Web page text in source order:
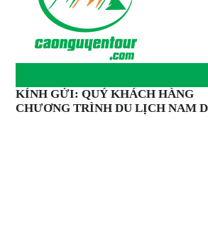
KÍNH GỬI: QUÝ KHÁCH HÀNG
CHƯƠNG TRÌNH DU LỊCH NAM